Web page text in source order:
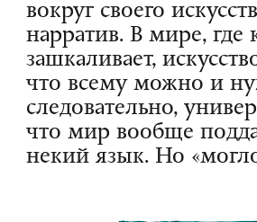
вокруг своего
нарратив. В мире,
зашкаливает,
что всему можно и
следовательно,
что мир вообще
некий язык. Но